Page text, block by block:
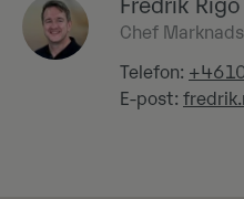
Fredrik Rigö
Chef
Telefon:
E-post: